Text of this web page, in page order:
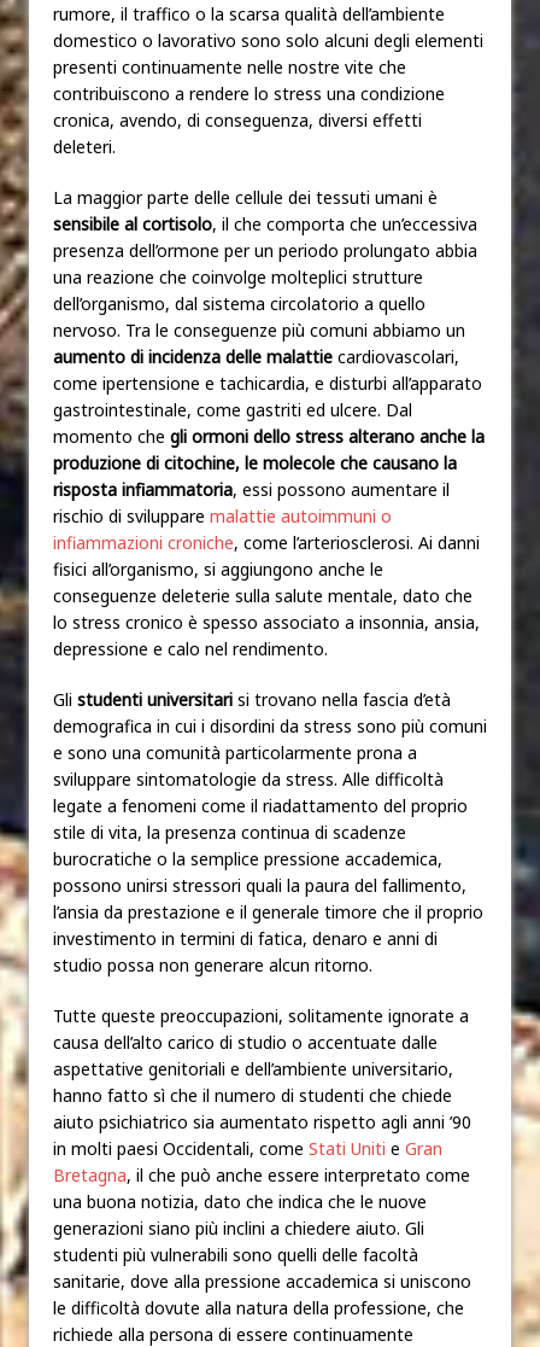
rumore, il traffico o la scarsa qualità dell’ambiente
domestico o lavorativo sono solo alcuni degli elementi
presenti continuamente nelle nostre vite che
contribuiscono a rendere lo stress una condizione
cronica, avendo, di conseguenza, diversi effetti
deleteri.
La maggior parte delle cellule dei tessuti umani è
sensibile al cortisolo, il che comporta che un’eccessiva
presenza dell’ormone per un periodo prolungato abbia
una reazione che coinvolge molteplici strutture
dell’organismo, dal sistema circolatorio a quello
nervoso. Tra le conseguenze più comuni abbiamo un
aumento di incidenza delle malattie cardiovascolari,
come ipertensione e tachicardia, e disturbi all’apparato
gastrointestinale, come gastriti ed ulcere. Dal
momento che gli ormoni dello stress alterano anche la
produzione di citochine, le molecole che causano la
risposta infiammatoria, essi possono aumentare il
rischio di sviluppare malattie autoimmuni o
infiammazioni croniche, come l’arteriosclerosi. Ai danni
fisici all’organismo, si aggiungono anche le
conseguenze deleterie sulla salute mentale, dato che
lo stress cronico è spesso associato a insonnia, ansia,
depressione e calo nel rendimento.
Gli studenti universitari si trovano nella fascia d’età
demografica in cui i disordini da stress sono più comuni
e sono una comunità particolarmente prona a
sviluppare sintomatologie da stress. Alle difficoltà
legate a fenomeni come il riadattamento del proprio
stile di vita, la presenza continua di scadenze
burocratiche o la semplice pressione accademica,
possono unirsi stressori quali la paura del fallimento,
l’ansia da prestazione e il generale timore che il proprio
investimento in termini di fatica, denaro e anni di
studio possa non generare alcun ritorno.
Tutte queste preoccupazioni, solitamente ignorate a
causa dell’alto carico di studio o accentuate dalle
aspettative genitoriali e dell’ambiente universitario,
hanno fatto sì che il numero di studenti che chiede
aiuto psichiatrico sia aumentato rispetto agli anni ’90
in molti paesi Occidentali, come Stati Uniti e Gran
Bretagna, il che può anche essere interpretato come
una buona notizia, dato che indica che le nuove
generazioni siano più inclini a chiedere aiuto. Gli
studenti più vulnerabili sono quelli delle facoltà
sanitarie, dove alla pressione accademica si uniscono
le difficoltà dovute alla natura della professione, che
richiede alla persona di essere continuamente